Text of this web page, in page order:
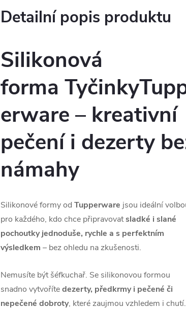
Detailní popis produktu
Silikonová
forma Tyčinky
erware – kreativní
pečení i dezerty
námahy
Silikonové formy od Tupperware jsou ideální
pro každého, kdo chce připravovatsladké i slané
pochoutky jednoduše, rychle a s perfektním
výsledkem – bez ohledu na zkušenosti.
Nemusíte být šéfkuchař. Se silikonovou formou
snadno vytvořítedezerty, předkrmy i pečené či
nepečené dobroty, které zaujmou vzhledem i chutí.